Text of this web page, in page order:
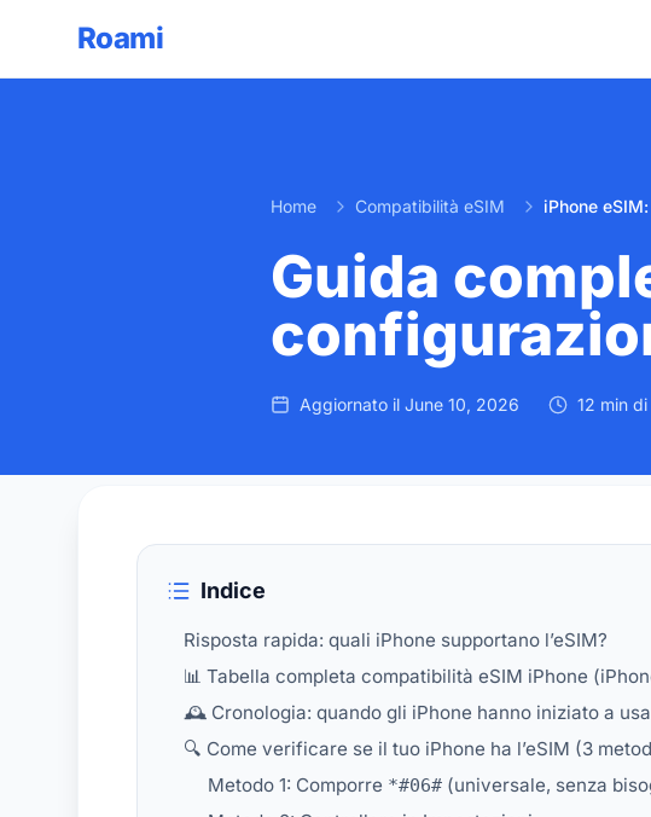
Roami
Home Compatibilità eSIM
Guida
Aggiornato il June 10, 2026 12 min
Indice
Risposta rapida: quali iPhone supportano l’eSIM?
📊 Tabella completa compatibilità eSIM iPhone
🕰️ Cronologia: quando gli iPhone hanno iniziato a
🔍 Come verificare se il tuo iPhone ha l’eSIM (3
Metodo 1: Comporre *#06# (universale, senza